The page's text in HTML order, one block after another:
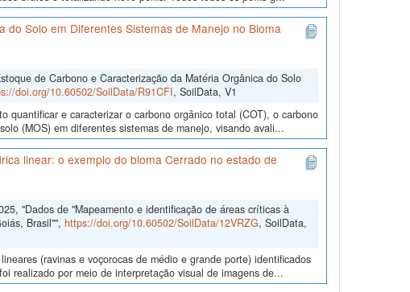
Solo em Diferentes Sistemas de Manejo no Bioma
de Carbono e Caracterização da Matéria Orgânica do Solo
doi.org/10.60502/SoilData/R91CFI, SoilData, V1
quantificar e caracterizar o carbono orgânico total (COT), o carbono
(MOS) em diferentes sistemas de manejo, visando avali...
linear: o exemplo do bioma Cerrado no estado de
"Dados de "Mapeamento e identificação de áreas críticas à
Brasil"", https://doi.org/10.60502/SoilData/12VRZG, SoilData,
(ravinas e voçorocas de médio e grande porte) identificados
realizado por meio de interpretação visual de imagens de...